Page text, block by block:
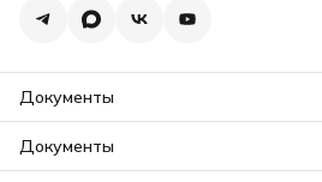
Документы
ОГРН
Карточка ООО ДННСПОРТ
Сертификат соответствия
Документы